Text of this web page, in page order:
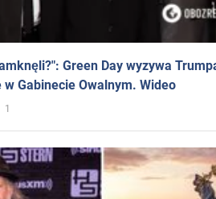
Green Day wyzywa
Gabinecie Owalnym. Wideo
1